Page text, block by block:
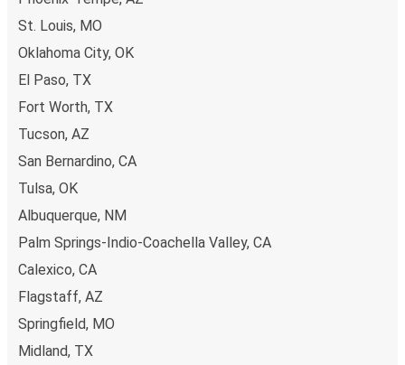
segítségével néhány kattintással elvégezheted a
Ontario / Montclair / Claremont, különböző biztonságos
online fizetési módok közül választhatsz, mint például
hitelkártya, Paypal, Google és Apple Pay. Arra is
lehetőség van, hogy a fedélzeten vagy egy értékesítési
St. Louis, MO
Oklahoma City, OK
El Paso, TX
Fort Worth, TX
Tucson, AZ
San Bernardino, CA
Tulsa, OK
Albuquerque, NM
Palm Springs-Indio-Coachella Valley, CA
Calexico, CA
Flagstaff, AZ
Springfield, MO
Midland, TX